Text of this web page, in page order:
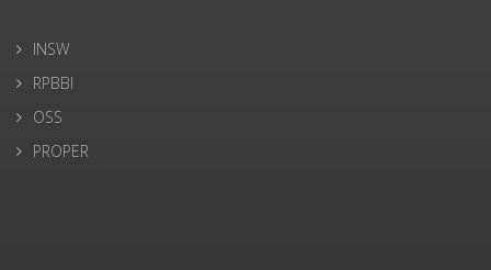
INSW
RPBBI
OSS
PROPER